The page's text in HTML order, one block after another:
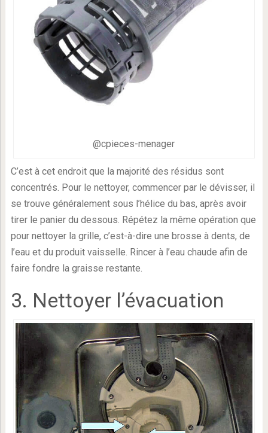
@cpieces-menager
C’est à cet endroit que la majorité des résidus sont
concentrés. Pour le nettoyer, commencer par le dévisser, il
se trouve généralement sous l’hélice du bas, après avoir
tirer le panier du dessous. Répétez la même opération que
pour nettoyer la grille, c’est-à-dire une brosse à dents, de
l’eau et du produit vaisselle. Rincer à l’eau chaude afin de
faire fondre la graisse restante.
3. Nettoyer l’évacuation